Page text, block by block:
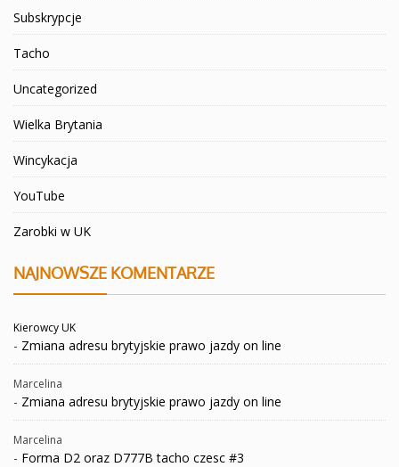
Subskrypcje
Tacho
Uncategorized
Wielka Brytania
Wincykacja
YouTube
Zarobki w UK
NAJNOWSZE KOMENTARZE
Kierowcy UK
- Zmiana adresu brytyjskie prawo jazdy on line
Marcelina
- Zmiana adresu brytyjskie prawo jazdy on line
Marcelina
- Forma D2 oraz D777B tacho czesc #3